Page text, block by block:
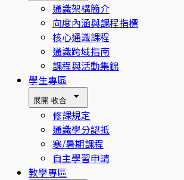
通識架構簡介
向度內涵與課程指標
核心通識課程
通識跨域指南
課程與活動集錦
學生專區
展開 收合
修課規定
通識學分認抵
寒/暑期課程
自主學習申請
教學專區